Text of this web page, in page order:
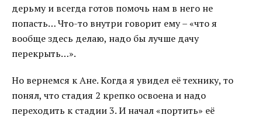
дерьму и всегда готов помочь нам в него не
попасть… Что-то внутри говорит ему – «что я
вообще здесь делаю, надо бы лучше дачу
перекрыть…».
Но вернемся к Ане. Когда я увидел её технику, то
понял, что стадия 2 крепко освоена и надо
переходить к стадии 3. И начал «портить» её